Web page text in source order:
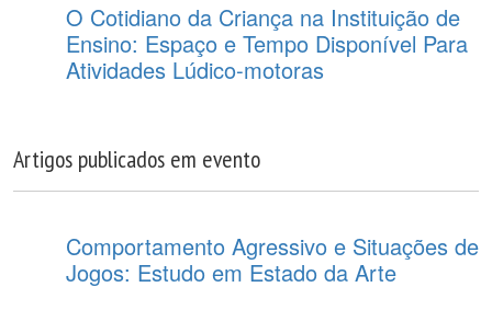
O Cotidiano da Criança na Instituição de
Ensino: Espaço e Tempo Disponível Para
Atividades Lúdico-motoras
Artigos publicados em evento
Comportamento Agressivo e Situações de
Jogos: Estudo em Estado da Arte